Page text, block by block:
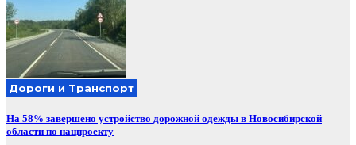
Дороги и Транспорт
На 58% завершено устройство дорожной одежды в Новосибирской
области по нацпроекту